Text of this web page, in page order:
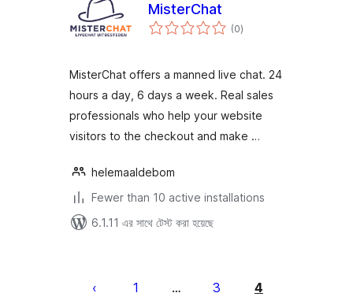
MisterChat
(0total
ratings
)
MisterChat offers a manned live chat. 24
hours a day, 6 days a week. Real sales
professionals who help your website
visitors to the checkout and make …
helemaaldebom
Fewer than 10 active installations
6.1.11 এর সাথে টেস্ট করা হয়েছে
পেজিনেশন
1 … 3 4